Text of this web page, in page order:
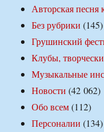
Авторская песня
Без рубрики (145)
Грушинский
Клубы,
Музыкальные
Новости (42 062)
Обо всем(112)
Персоналии (134)